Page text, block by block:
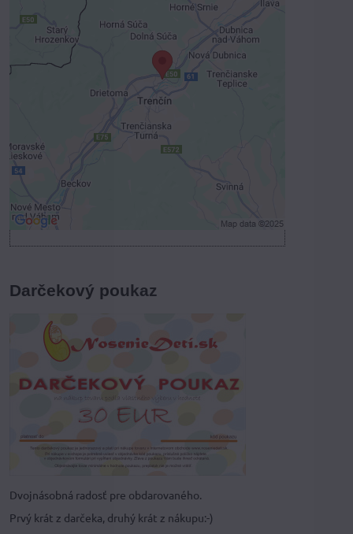
Externý obsah je blokovaný
Voľbami súkromia
Prajete si načítať externý obsah?
Povoliť tentokrát
Povoliť a zapamätať - súhlas s druhom
cookie: Funkčné
Darčekový poukaz
Dvojnásobná radosť pre obdarovaného.
Prvý krát z darčeka, druhý krát z nákupu:-)